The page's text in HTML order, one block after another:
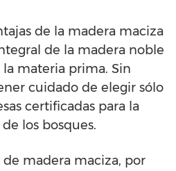
de la madera maciza
de la madera noble
materia prima. Sin
cuidado de elegir sólo
certificadas para la
los bosques.
madera maciza, por